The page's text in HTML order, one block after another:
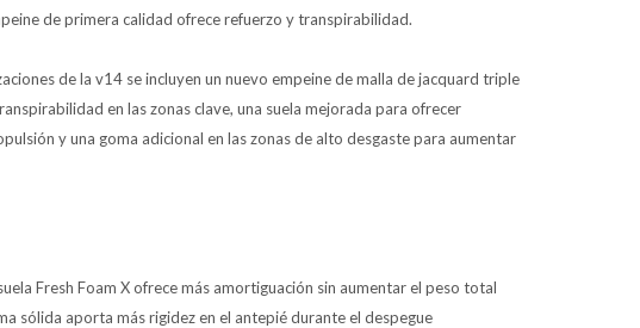
de primera calidad ofrece refuerzo y transpirabilidad.
de la v14 se incluyen un nuevo empeine de malla de jacquard triple
en las zonas clave, una suela mejorada para ofrecer
y una goma adicional en las zonas de alto desgaste para aumentar
Fresh Foam X ofrece más amortiguación sin aumentar el peso total
sólida aporta más rigidez en el antepié durante el despegue